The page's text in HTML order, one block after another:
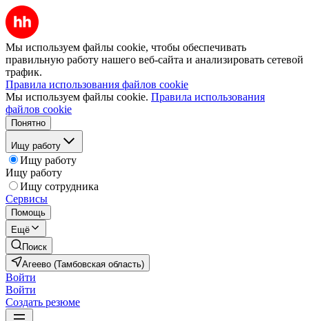
Мы используем файлы cookie, чтобы обеспечивать
правильную работу нашего веб-сайта и анализировать сетевой
трафик.
Правила использования файлов cookie
Мы используем файлы cookie. Правила использования
файлов cookie
Понятно
Ищу работу
Ищу работу
Ищу работу
Ищу сотрудника
Сервисы
Помощь
Ещё
Поиск
Агеево (Тамбовская область)
Войти
Войти
Создать резюме